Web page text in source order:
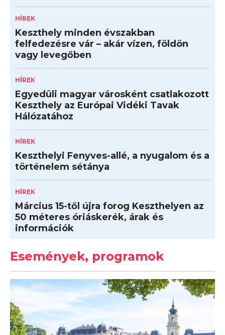
HÍREK
Keszthely minden évszakban
felfedezésre vár – akár vízen, földön
vagy levegőben
HÍREK
Egyedüli magyar városként csatlakozott
Keszthely az Európai Vidéki Tavak
Hálózatához
HÍREK
Keszthelyi Fenyves-allé, a nyugalom és a
történelem sétánya
HÍREK
Március 15-től újra forog Keszthelyen az
50 méteres óriáskerék, árak és
információk
Események, programok